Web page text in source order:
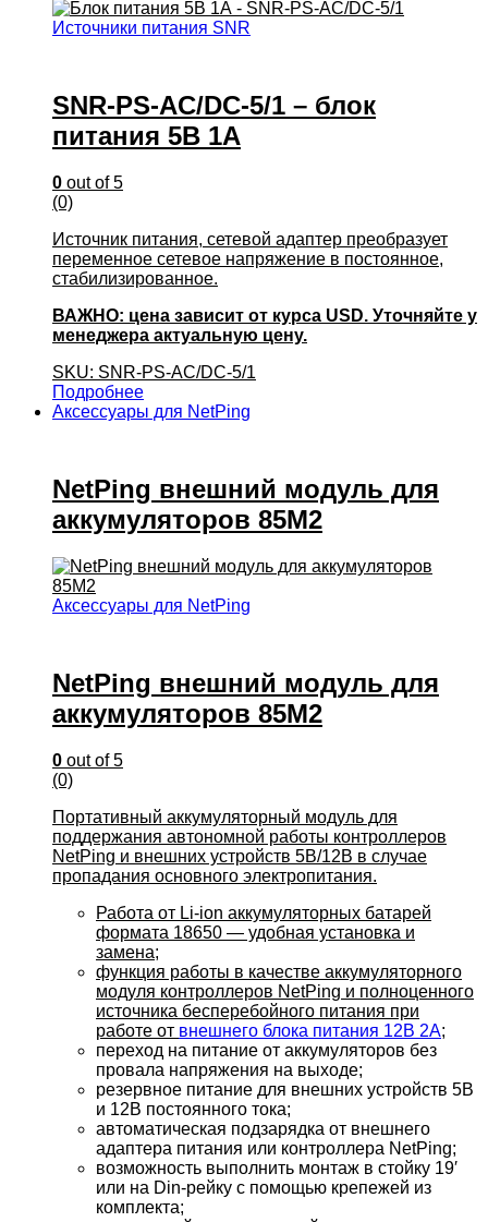
Источники питания SNR
SNR-PS-AC/DC-5/1 – блок
питания 5В 1А
0 out of 5
(0)
Источник питания, сетевой адаптер преобразует
переменное сетевое напряжение в постоянное,
стабилизированное.
ВАЖНО: цена зависит от курса USD. Уточняйте у
менеджера актуальную цену.
SKU: SNR-PS-AC/DC-5/1
Подробнее
Аксессуары для NetPing
NetPing внешний модуль для
аккумуляторов 85M2
Аксессуары для NetPing
NetPing внешний модуль для
аккумуляторов 85M2
0 out of 5
(0)
Портативный аккумуляторный модуль для
поддержания автономной работы контроллеров
NetPing и внешних устройств 5В/12В в случае
пропадания основного электропитания.
Работа от Li-ion аккумуляторных батарей
формата 18650 — удобная установка и
замена;
функция работы в качестве аккумуляторного
модуля контроллеров NetPing и полноценного
источника бесперебойного питания при
работе от внешнего блока питания 12В 2А;
переход на питание от аккумуляторов без
провала напряжения на выходе;
резервное питание для внешних устройств 5В
и 12В постоянного тока;
автоматическая подзарядка от внешнего
адаптера питания или контроллера NetPing;
возможность выполнить монтаж в стойку 19′
или на Din-рейку с помощью крепежей из
комплекта;